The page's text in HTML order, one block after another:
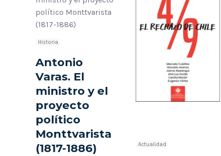
Historia
Antonio
Varas. El
ministro y el
proyecto
político
Monttvarista
(1817-1886)
Actualidad